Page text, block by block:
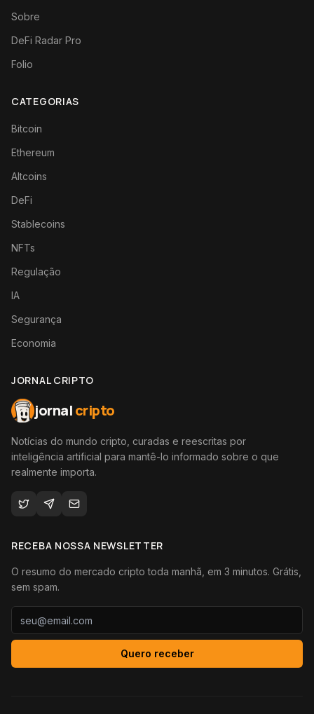
Sobre
DeFi Radar Pro
Folio
CATEGORIAS
Bitcoin
Ethereum
Altcoins
DeFi
Stablecoins
NFTs
Regulação
IA
Segurança
Economia
JORNAL CRIPTO
jornalcripto
Notícias do mundo cripto, curadas e reescritas por
inteligência artificial para mantê-lo informado sobre o que
realmente importa.
RECEBA NOSSA NEWSLETTER
O resumo do mercado cripto toda manhã, em 3 minutos. Grátis,
sem spam.
Quero receber